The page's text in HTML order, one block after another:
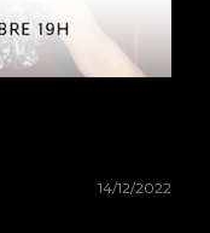
14/12/2022